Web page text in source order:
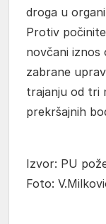
droga u
Protiv
novčani iznos
zabrane
trajanju od tri
prekršajnih
Izvor: PU
Foto: